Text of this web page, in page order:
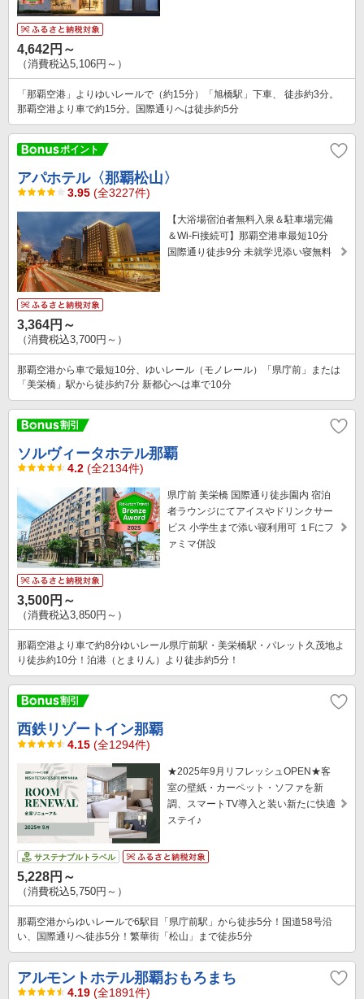
4,642円～
（消費税込5,106円～）
「那覇空港」よりゆいレールで（約15分）「旭橋駅」下車、 徒歩約3分。
那覇空港より車で約15分。国際通りへは徒歩約5分
アパホテル〈那覇松山〉
3.95 (全3227件)
【大浴場宿泊者無料入泉＆駐車場完備
＆Wi-Fi接続可】那覇空港車最短10分
国際通り徒歩9分 未就学児添い寝無料
3,364円～
（消費税込3,700円～）
那覇空港から車で最短10分、ゆいレール（モノレール）「県庁前」または
「美栄橋」駅から徒歩約7分 新都心へは車で10分
ソルヴィータホテル那覇
4.2 (全2134件)
県庁前 美栄橋 国際通り徒歩園内 宿泊
者ラウンジにてアイスやドリンクサー
ビス 小学生まで添い寝利用可 １Fにフ
ァミマ併設
3,500円～
（消費税込3,850円～）
那覇空港より車で約8分ゆいレール県庁前駅・美栄橋駅・パレット久茂地よ
り徒歩約10分！泊港（とまりん）より徒歩約5分！
西鉄リゾートイン那覇
4.15 (全1294件)
★2025年9月リフレッシュOPEN★客
室の壁紙・カーペット・ソファを新
調、スマートTV導入と装い新たに快適
ステイ♪
サステナブルトラベル
5,228円～
（消費税込5,750円～）
那覇空港からゆいレールで6駅目「県庁前駅」から徒歩5分！国道58号沿
い、国際通りへ徒歩5分！繁華街「松山」まで徒歩5分
アルモントホテル那覇おもろまち
4.19 (全1891件)